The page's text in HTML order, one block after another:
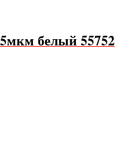
белый 55752